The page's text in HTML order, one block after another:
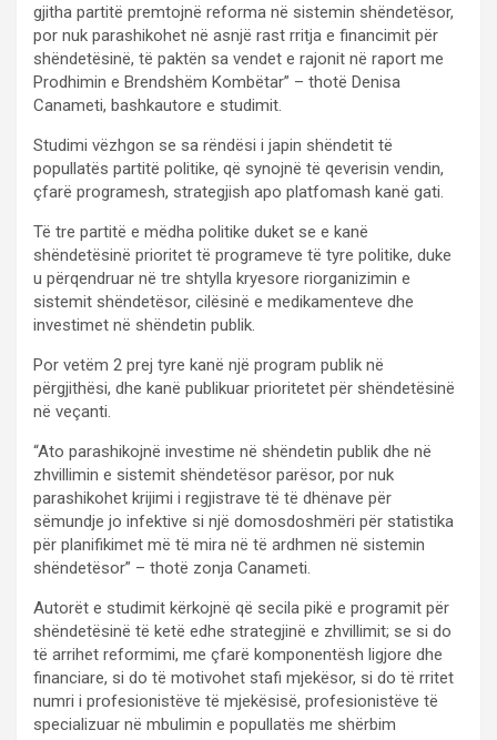
gjitha partitë premtojnë reforma në sistemin shëndetësor,
por nuk parashikohet në asnjë rast rritja e financimit për
shëndetësinë, të paktën sa vendet e rajonit në raport me
Prodhimin e Brendshëm Kombëtar” – thotë Denisa
Canameti, bashkautore e studimit.
Studimi vëzhgon se sa rëndësi i japin shëndetit të
popullatës partitë politike, që synojnë të qeverisin vendin,
çfarë programesh, strategjish apo platfomash kanë gati.
Të tre partitë e mëdha politike duket se e kanë
shëndetësinë prioritet të programeve të tyre politike, duke
u përqendruar në tre shtylla kryesore riorganizimin e
sistemit shëndetësor, cilësinë e medikamenteve dhe
investimet në shëndetin publik.
Por vetëm 2 prej tyre kanë një program publik në
përgjithësi, dhe kanë publikuar prioritetet për shëndetësinë
në veçanti.
“Ato parashikojnë investime në shëndetin publik dhe në
zhvillimin e sistemit shëndetësor parësor, por nuk
parashikohet krijimi i regjistrave të të dhënave për
sëmundje jo infektive si një domosdoshmëri për statistika
për planifikimet më të mira në të ardhmen në sistemin
shëndetësor” – thotë zonja Canameti.
Autorët e studimit kërkojnë që secila pikë e programit për
shëndetësinë të ketë edhe strategjinë e zhvillimit; se si do
të arrihet reformimi, me çfarë komponentësh ligjore dhe
financiare, si do të motivohet stafi mjekësor, si do të rritet
numri i profesionistëve të mjekësisë, profesionistëve të
specializuar në mbulimin e popullatës me shërbim